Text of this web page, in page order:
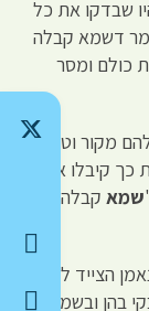
שבדקו את כל
דשמא קבלה
כולם ומסר
מקור וטעם
קיבלו אלא
שמא קבלה
הצייד לומר
בהן ובשמותיהן,